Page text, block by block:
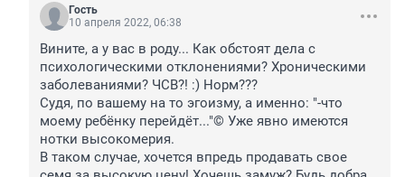
Гость
10 апреля 2022, 06:38
Вините, а у вас в роду... Как обстоят дела с
психологическими отклонениями? Хроническими
заболеваниями? ЧСВ?! :) Норм???
Судя, по вашему на то эгоизму, а именно: "-что
моему ребёнку перейдёт..."© Уже явно имеются
нотки высокомерия.
В таком случае, хочется впредь продавать свое